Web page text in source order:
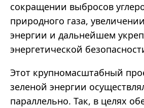
сокращении выбросов
природного газа,
энергии и дальнейшем
энергетической
Этот крупномасштабный
зеленой энергии
параллельно. Так, в целях